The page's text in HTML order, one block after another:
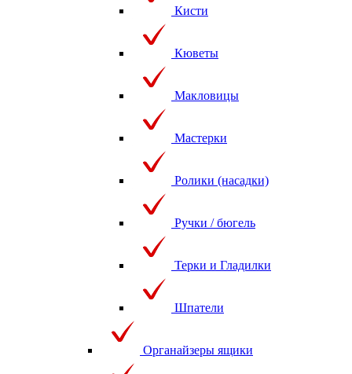
Кисти
Кюветы
Макловицы
Мастерки
Ролики (насадки)
Ручки / бюгель
Терки и Гладилки
Шпатели
Органайзеры ящики